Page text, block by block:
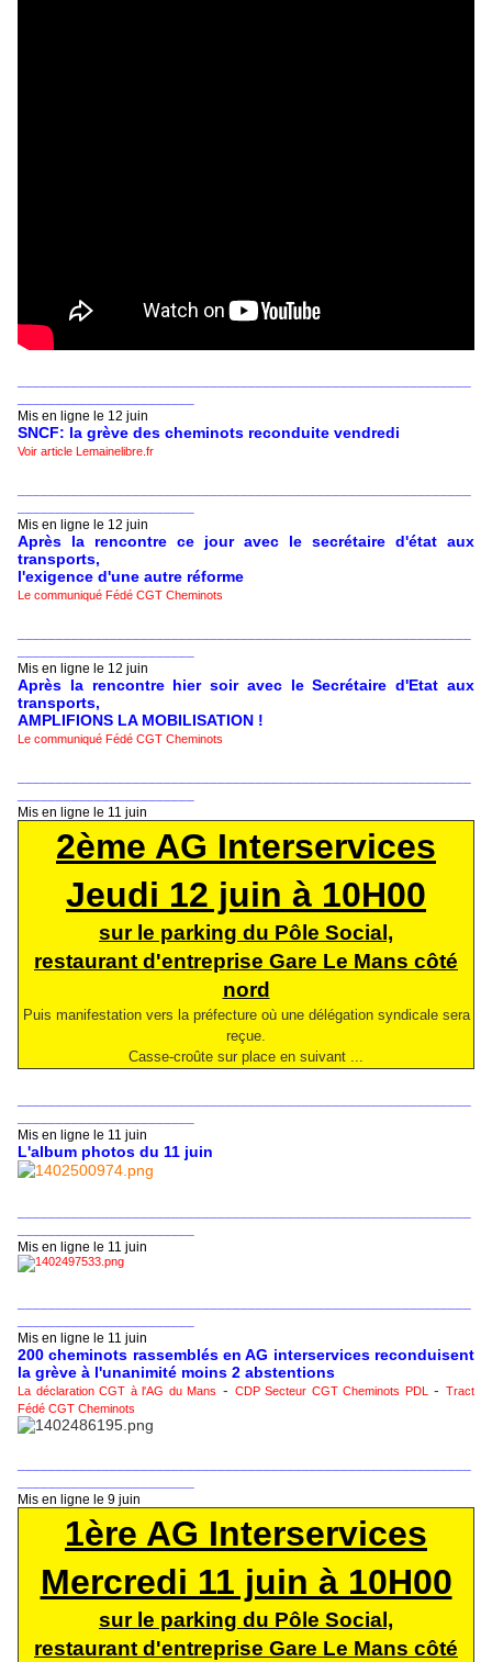
Mis en ligne le 12 juin
SNCF: la grève des cheminots reconduite vendredi
Voir article Lemainelibre.fr
Mis en ligne le 12 juin
Après la rencontre ce jour avec le secrétaire d'état aux
transports,
l'exigence d'une autre réforme
Le communiqué Fédé CGT Cheminots
Mis en ligne le 12 juin
Après la rencontre hier soir avec le Secrétaire d'Etat aux
transports,
AMPLIFIONS LA MOBILISATION !
Le communiqué Fédé CGT Cheminots
Mis en ligne le 11 juin
2ème AG Interservices
Jeudi 12 juin à 10H00
sur le parking du Pôle Social,
restaurant d'entreprise Gare Le Mans côté
nord
Puis manifestation vers la préfecture où une délégation syndicale sera
reçue.
Casse-croûte sur place en suivant ...
Mis en ligne le 11 juin
L'album photos du 11 juin
Mis en ligne le 11 juin
Mis en ligne le 11 juin
200 cheminots rassemblés en AG interservices reconduisent
la grève à l'unanimité moins 2 abstentions
La déclaration CGT à l'AG du Mans - CDP Secteur CGT Cheminots PDL -Tract
Fédé CGT Cheminots
Mis en ligne le 9 juin
1ère AG Interservices
Mercredi 11 juin à 10H00
sur le parking du Pôle Social,
restaurant d'entreprise Gare Le Mans côté